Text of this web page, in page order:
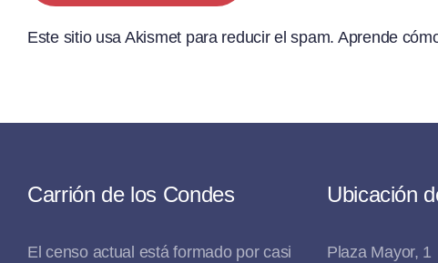
Este sitio usa Akismet para reducir el spam. Aprende
Carrión de los Condes
El censo actual está formado por casi
Ubicación
Plaza Mayor, 1